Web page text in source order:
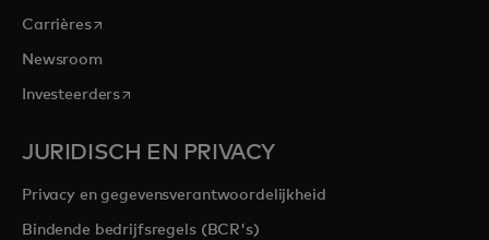
Carrièresopens in a new tab
Newsroom
Investeerdersopens in a new tab
JURIDISCH EN PRIVACY
Privacy en gegevensverantwoordelijkheid
Bindende bedrijfsregels (BCR's)